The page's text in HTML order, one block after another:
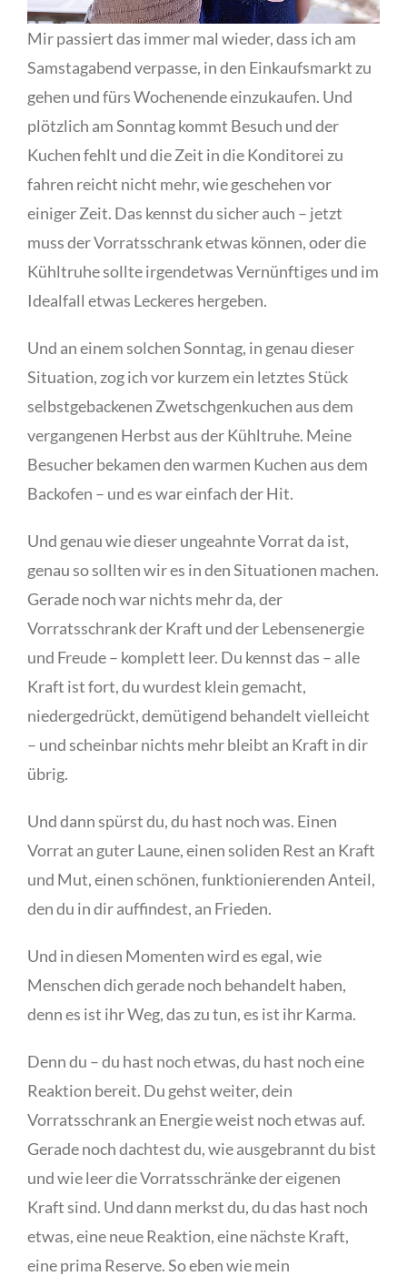
Mir passiert das immer mal wieder, dass ich am
Samstagabend verpasse, in den Einkaufsmarkt zu
gehen und fürs Wochenende einzukaufen. Und
plötzlich am Sonntag kommt Besuch und der
Kuchen fehlt und die Zeit in die Konditorei zu
fahren reicht nicht mehr, wie geschehen vor
einiger Zeit. Das kennst du sicher auch – jetzt
muss der Vorratsschrank etwas können, oder die
Kühltruhe sollte irgendetwas Vernünftiges und im
Idealfall etwas Leckeres hergeben.
Und an einem solchen Sonntag, in genau dieser
Situation, zog ich vor kurzem ein letztes Stück
selbstgebackenen Zwetschgenkuchen aus dem
vergangenen Herbst aus der Kühltruhe. Meine
Besucher bekamen den warmen Kuchen aus dem
Backofen – und es war einfach der Hit.
Und genau wie dieser ungeahnte Vorrat da ist,
genau so sollten wir es in den Situationen machen.
Gerade noch war nichts mehr da, der
Vorratsschrank der Kraft und der Lebensenergie
und Freude – komplett leer. Du kennst das – alle
Kraft ist fort, du wurdest klein gemacht,
niedergedrückt, demütigend behandelt vielleicht
– und scheinbar nichts mehr bleibt an Kraft in dir
übrig.
Und dann spürst du, du hast noch was. Einen
Vorrat an guter Laune, einen soliden Rest an Kraft
und Mut, einen schönen, funktionierenden Anteil,
den du in dir auffindest, an Frieden.
Und in diesen Momenten wird es egal, wie
Menschen dich gerade noch behandelt haben,
denn es ist ihr Weg, das zu tun, es ist ihr Karma.
Denn du – du hast noch etwas, du hast noch eine
Reaktion bereit. Du gehst weiter, dein
Vorratsschrank an Energie weist noch etwas auf.
Gerade noch dachtest du, wie ausgebrannt du bist
und wie leer die Vorratsschränke der eigenen
Kraft sind. Und dann merkst du, du das hast noch
etwas, eine neue Reaktion, eine nächste Kraft,
eine prima Reserve. So eben wie mein